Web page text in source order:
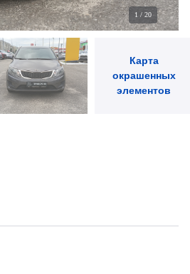
1 / 20
Карта
окрашенных
элементов